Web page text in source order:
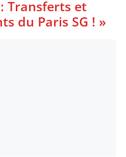
Transferts et
du Paris SG ! »